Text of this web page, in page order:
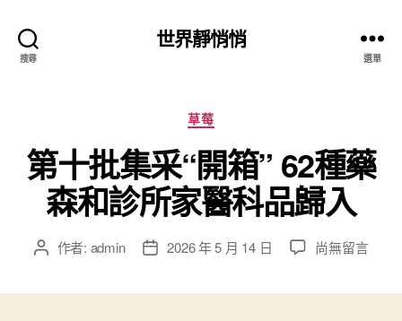
搜尋
世界靜悄悄
選單
分
類
草莓
第十批集采“開箱” 62種藥
森和診所家醫科品歸入
文 作者: admin
文 2026 年 5 月 14 日
在
尚無留言